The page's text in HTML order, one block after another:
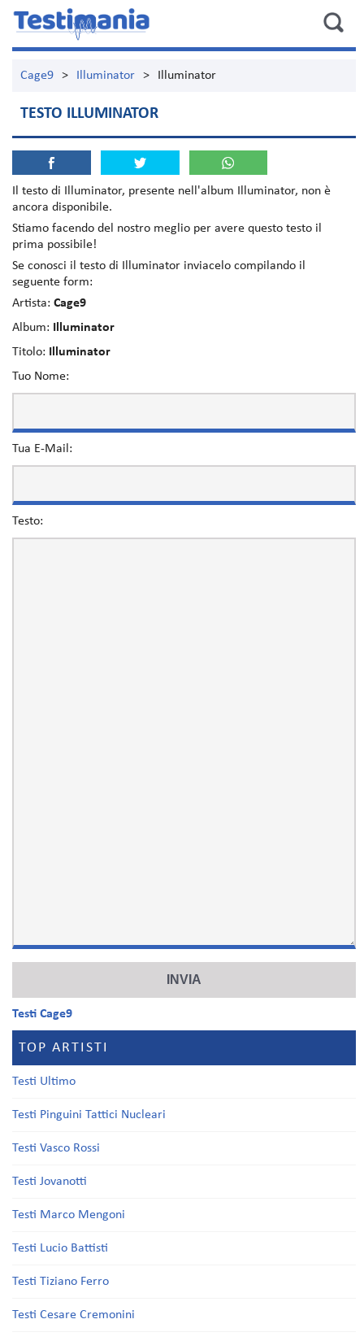
Cage9 > Illuminator > Illuminator
TESTO ILLUMINATOR
Il testo di Illuminator, presente nell'album Illuminator, non è
ancora disponibile.
Stiamo facendo del nostro meglio per avere questo testo il
prima possibile!
Se conosci il testo di Illuminator inviacelo compilando il
seguente form:
Artista: Cage9
Album:
Illuminator
Titolo:
Illuminator
Tuo Nome:
Tua E-Mail:
Testo:
Testi Cage9
TOP ARTISTI
Testi Ultimo
Testi Pinguini Tattici Nucleari
Testi Vasco Rossi
Testi Jovanotti
Testi Marco Mengoni
Testi Lucio Battisti
Testi Tiziano Ferro
Testi Cesare Cremonini